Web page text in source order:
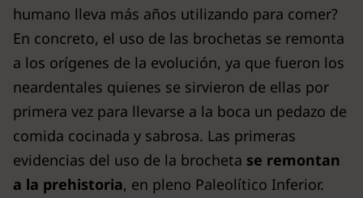
humano lleva más años utilizando para comer?
En concreto, el uso de las brochetas se remonta
a los orígenes de la evolución, ya que fueron los
neardentales quienes se sirvieron de ellas por
primera vez para llevarse a la boca un pedazo de
comida cocinada y sabrosa. Las primeras
evidencias del uso de la brocheta se remontan
a la prehistoria, en pleno Paleolítico Inferior.